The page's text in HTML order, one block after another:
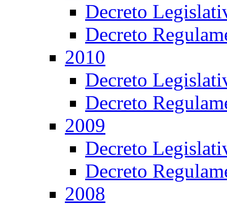
Decreto
Decreto
2010
Decreto
Decreto
2009
Decreto
Decreto
2008